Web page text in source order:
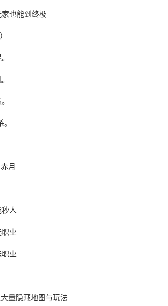
也能到终极
月
秒人
职业
职业
量隐藏地图与玩法